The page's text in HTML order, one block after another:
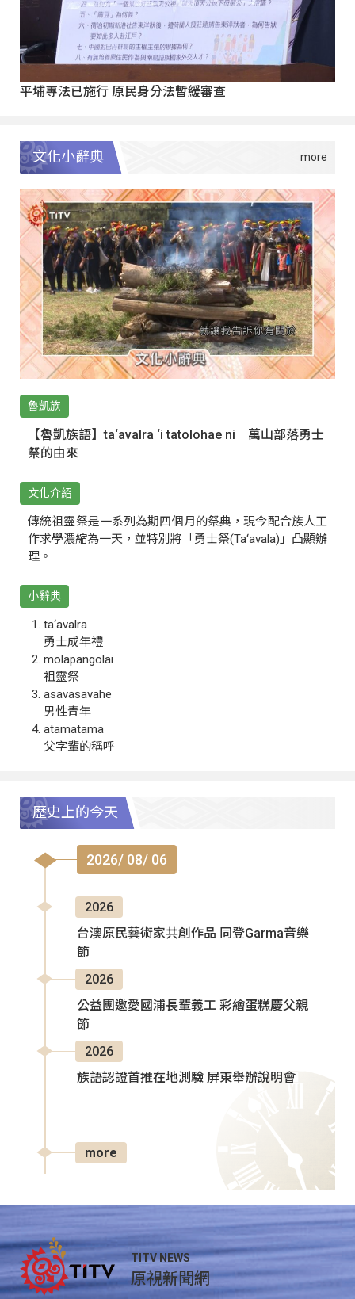
平埔專法已施行 原民身分法暫緩審查
文化小辭典
魯凱族
【魯凱族語】ta‘avalra ‘i tatolohae ni｜萬山部落勇士
祭的由來
文化介紹
傳統祖靈祭是一系列為期四個月的祭典，現今配合族人工
作求學濃縮為一天，並特別將「勇士祭(Ta‘avala)」凸顯辦
理。
小辭典
ta‘avalra
勇士成年禮
molapangolai
祖靈祭
asavasavahe
男性青年
atamatama
父字輩的稱呼
歷史上的今天
2026/ 08/ 06
2026
台澳原民藝術家共創作品 同登Garma音樂
節
2026
公益團邀愛國浦長輩義工 彩繪蛋糕慶父親
節
2026
族語認證首推在地測驗 屏東舉辦說明會
more
TITV NEWS
原視新聞網